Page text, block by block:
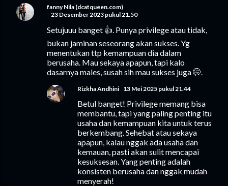
fanny Nila (dcatqueen.com)
23 Desember 2023 pukul 21.50
Setujuuu banget 👍. Punya privilege atau tidak,
bukan jaminan seseorang akan sukses. Yg
menentukan ttp kemampuan dia dalam
berusaha. Mau sekaya apapun, tapi kalo
dasarnya males, susah sih mau sukses juga 🤭.
Rizkha Andhini 13 Mei 2025 pukul 21.44
Betul banget! Privilege memang bisa
membantu, tapi yang paling penting itu
usaha dan kemampuan kita untuk terus
berkembang. Sehebat atau sekaya
apapun, kalau nggak ada usaha dan
kemauan, pasti akan sulit mencapai
kesuksesan. Yang penting adalah
konsisten berusaha dan nggak mudah
menyerah!